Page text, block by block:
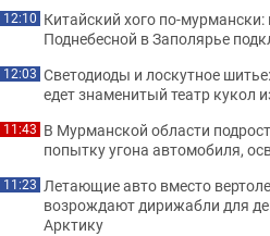
12:10 Китайский хого по-
Поднебесной в Заполярье
12:03 Светодиоды и лоскутное
едет знаменитый театр кукол
11:43 В Мурманской области
попытку угона автомобиля,
11:23 Летающие авто вместо
возрождают дирижабли для
Арктику